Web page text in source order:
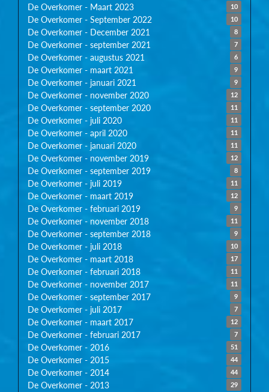
10
De Overkomer - Maart 2023
10
De Overkomer - September 2022
8
De Overkomer - December 2021
7
De Overkomer - september 2021
6
De Overkomer - augustus 2021
9
De Overkomer - maart 2021
9
De Overkomer - januari 2021
12
De Overkomer - november 2020
11
De Overkomer - september 2020
11
De Overkomer - juli 2020
11
De Overkomer - april 2020
11
De Overkomer - januari 2020
12
De Overkomer - november 2019
8
De Overkomer - september 2019
11
De Overkomer - juli 2019
12
De Overkomer - maart 2019
9
De Overkomer - februari 2019
11
De Overkomer - november 2018
9
De Overkomer - september 2018
10
De Overkomer - juli 2018
17
De Overkomer - maart 2018
11
De Overkomer - februari 2018
11
De Overkomer - november 2017
9
De Overkomer - september 2017
7
De Overkomer - juli 2017
12
De Overkomer - maart 2017
7
De Overkomer - februari 2017
51
De Overkomer - 2016
44
De Overkomer - 2015
44
De Overkomer - 2014
29
De Overkomer - 2013